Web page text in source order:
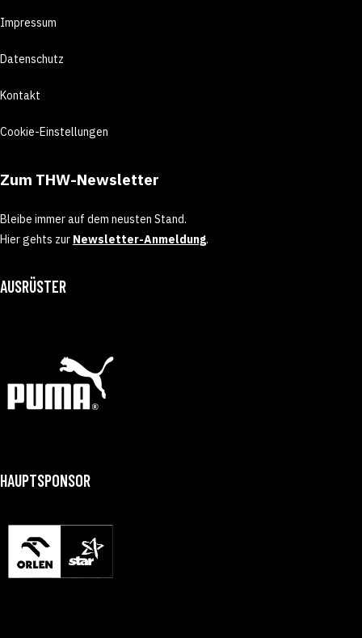
Impressum
Datenschutz
Kontakt
Cookie-Einstellungen
Zum THW-Newsletter
Bleibe immer auf dem neusten Stand.
Hier gehts zur Newsletter-Anmeldung.
AUSRÜSTER
HAUPTSPONSOR